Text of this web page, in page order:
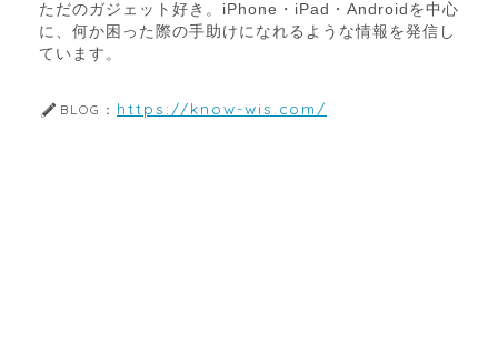
ただのガジェット好き。iPhone・iPad・Androidを中心
に、何か困った際の手助けになれるような情報を発信し
ています。
BLOG： https://know-wis.com/